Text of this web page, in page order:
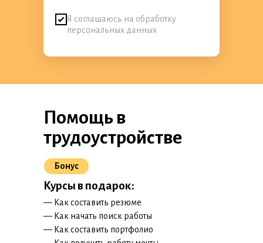
Я соглашаюсь на обработку
персональных данных
Помощь в
трудоустройстве
Бонус
— Как составить резюме
— Как начать поиск работы
— Как составить портфолио
Курсы в подарок: